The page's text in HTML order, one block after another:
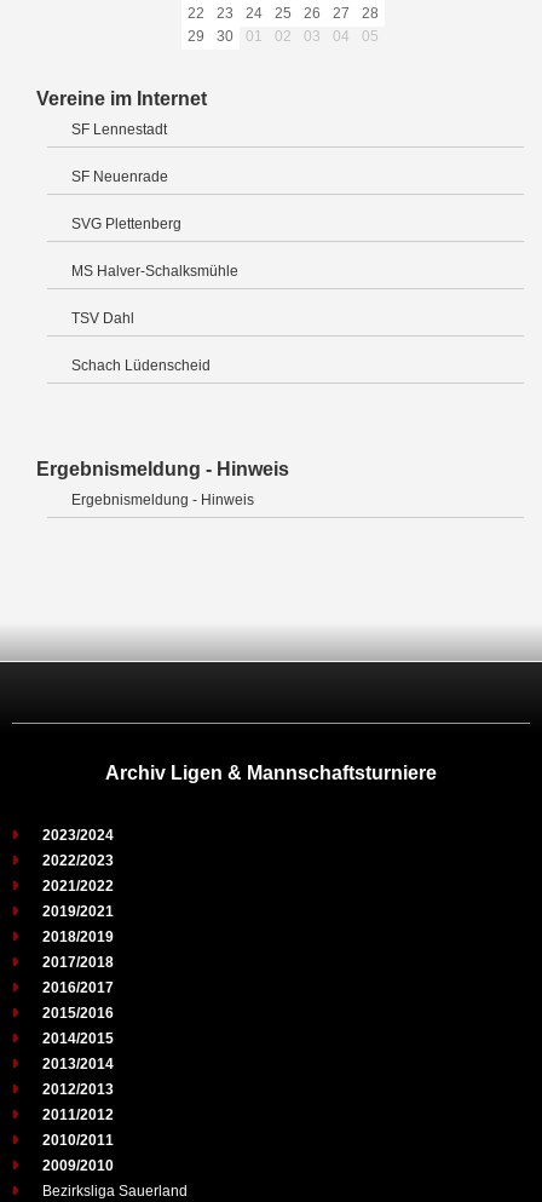
22
23 24 25 26 27
28
29
30 01 02 03 04 05
Vereine im Internet
SF Lennestadt
SF Neuenrade
SVG Plettenberg
MS Halver-Schalksmühle
TSV Dahl
Schach Lüdenscheid
Ergebnismeldung - Hinweis
Ergebnismeldung - Hinweis
Archiv Ligen & Mannschaftsturniere
2023/2024
2022/2023
2021/2022
2019/2021
2018/2019
2017/2018
2016/2017
2015/2016
2014/2015
2013/2014
2012/2013
2011/2012
2010/2011
2009/2010
Bezirksliga Sauerland